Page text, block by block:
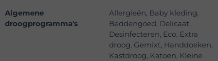
Algemene
droogprogramma's
Allergieën, Baby kleding,
Beddengoed, Delicaat,
Desinfecteren, Eco, Extra
droog, Gemixt, Handdoeken,
Kastdroog, Katoen, Kleine